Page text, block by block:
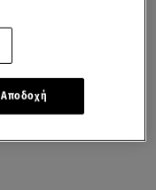
Αποδοχή